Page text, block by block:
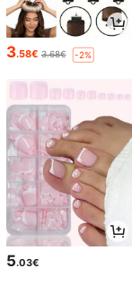
3.58€ 3.68€ -2%
5.03€